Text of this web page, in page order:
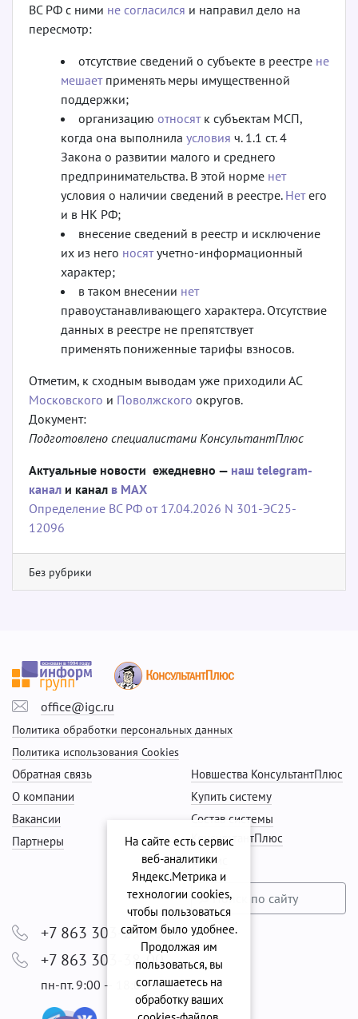
ВС РФ с ними не согласился и направил дело на
пересмотр:
отсутствие сведений о субъекте в реестре не
мешаетприменять меры имущественной
поддержки;
организацию относятк субъектам МСП,
когда она выполнила условия ч. 1.1 ст. 4
Закона о развитии малого и среднего
предпринимательства. В этой норме нет
условия о наличии сведений в реестре. Нетего
и в НК РФ;
внесение сведений в реестр и исключение
их из него носятучетно-информационный
характер;
в таком внесении нет
правоустанавливающего характера. Отсутствие
данных в реестре не препятствует
применять пониженные тарифы взносов.
Отметим, к сходным выводам уже приходили АС
Московского и Поволжского округов.
Документ:
Подготовлено специалистами КонсультантПлюс
Актуальные новости ежедневно — наш telegram-
канал и канал в МАХ
Определение ВС РФ от 17.04.2026 N 301-ЭС25-
12096
Без рубрики
office@igc.ru
Политика обработки персональных данных
Политика использования Cookies
Новшества КонсультантПлюс
Купить систему
Состав системы
КонсультантПлюс
Сервис
Обратная связь
О компании
Вакансии
Партнеры
+7 863 303-29-99
+7 863 303-38-00
пн-пт. 9:00 — 18:00
На сайте есть сервис
веб-аналитики
Яндекс.Метрика и
технологии cookies,
чтобы пользоваться
сайтом было удобнее.
Продолжая им
пользоваться, вы
соглашаетесь на
обработку ваших